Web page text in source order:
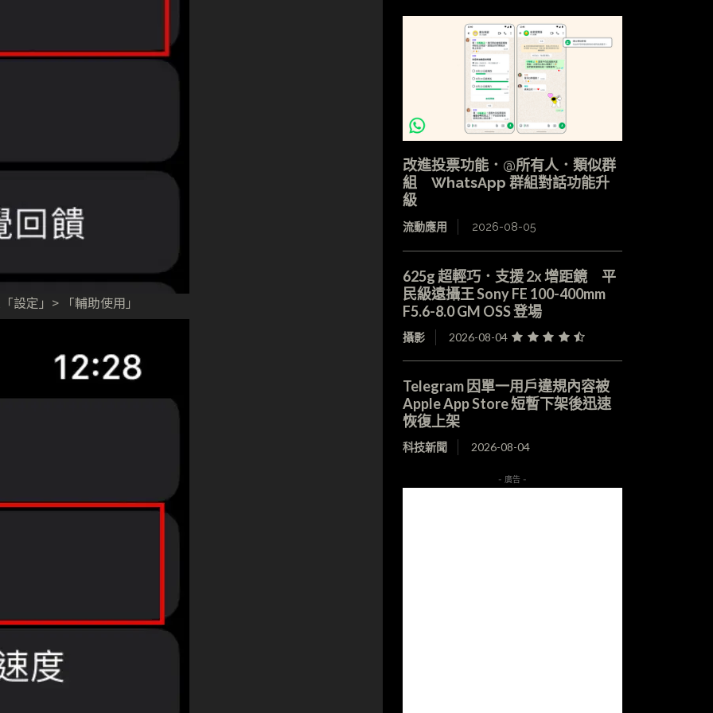
設定」> 「輔助使用」
改進投票功能．@所有人．類似群
組 WhatsApp 群組對話功能升
級
流動應用 2026-08-05
625g 超輕巧．支援 2x 增距鏡 平
民級遠攝王 Sony FE 100-400mm
F5.6-8.0 GM OSS 登場
攝影 2026-08-04
Telegram 因單一用戶違規內容被
Apple App Store 短暫下架後迅速
恢復上架
科技新聞 2026-08-04
- 廣告 -